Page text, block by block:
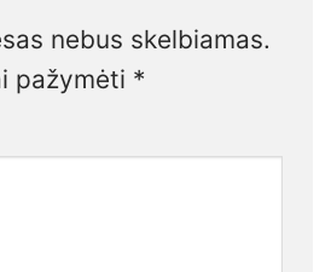
nebus skelbiamas.
pažymėti *